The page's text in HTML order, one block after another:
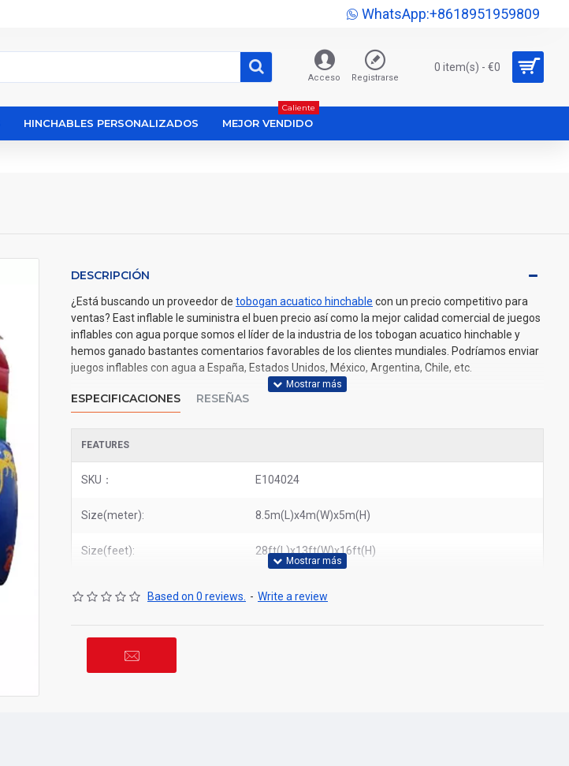
WhatsApp:+8618951959809
Acceso Registrarse
0 item(s) - €0
HINCHABLES PERSONALIZADOS MEJOR VENDIDO
Caliente
DESCRIPCIÓN
¿Está buscando un proveedor de tobogan acuatico hinchable con un precio competitivo para
ventas? East inflable le suministra el buen precio así como la mejor calidad comercial de juegos
inflables con agua porque somos el líder de la industria de los tobogan acuatico hinchable y
hemos ganado bastantes comentarios favorables de los clientes mundiales. Podríamos enviar
juegos inflables con agua a España, Estados Unidos, México, Argentina, Chile, etc.
ESPECIFICACIONES RESEÑAS
FEATURES
SKU： E104024
Size(meter): 8.5m(L)x4m(W)x5m(H)
Size(feet): 28ft(L)x13ft(W)x16ft(H)
Based on 0 reviews. - Write a review